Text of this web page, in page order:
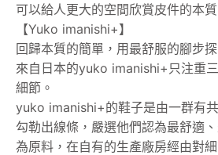
可以給人更大的空間欣賞皮件的本質
【Yuko imanishi+】
回歸本質的簡單，用最舒服的腳步
來自日本的yuko imanishi+只注重
細節。
yuko imanishi+的鞋子是由一群有
勾勒出線條，嚴選他們認為最舒適
為原料，在自有的生產廠房經由對